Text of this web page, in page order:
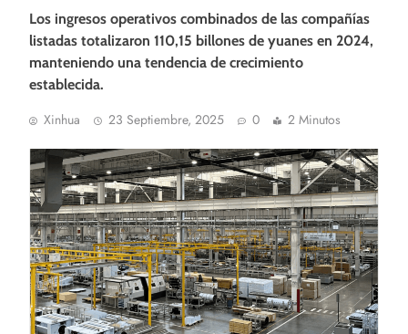
Los ingresos operativos combinados de las compañías
listadas totalizaron 110,15 billones de yuanes en 2024,
manteniendo una tendencia de crecimiento
establecida.
Xinhua 23 Septiembre, 2025 0 2 Minutos